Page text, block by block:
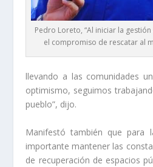
Pedro Loreto, “Al iniciar la
el compromiso de rescatar al
llevando a las comunidades
optimismo, seguimos
pueblo”, dijo.
Manifestó también que para
importante mantener las
de recuperación de espacios